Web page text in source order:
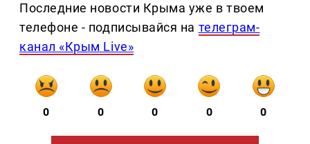
Последние новости Крыма уже в твоем
телефоне - подписывайся на телеграм-
канал «Крым Live»
0 0 0 0 0